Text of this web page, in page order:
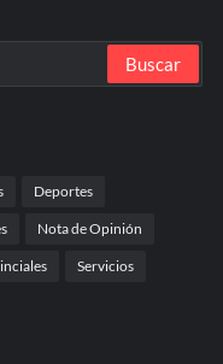
Deportes
Nota de Opinión
Servicios